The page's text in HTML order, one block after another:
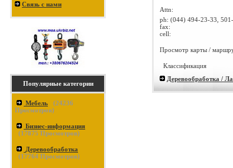
Связь с нами
Популярные категории
Мебель (24236
Просмотров)
Бизнес-информация
(17875 Просмотров)
Деревообработка
(17764 Просмотров)
Attn:
ph: (044) 494-23-33,
fax:
cell:
Просмотр карты /
Классификация
Деревообработка /